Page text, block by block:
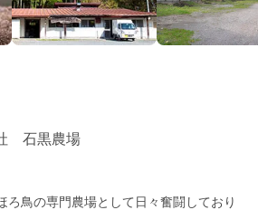
石黒農場
ろ鳥の専門農場として日々奮闘しており